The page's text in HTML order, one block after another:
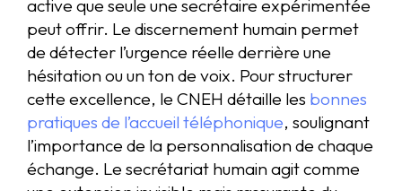
active que seule une secrétaire expérimentée
peut offrir. Le discernement humain permet
de détecter l’urgence réelle derrière une
hésitation ou un ton de voix. Pour structurer
cette excellence, le CNEH détaille les bonnes
pratiques de l’accueil téléphonique, soulignant
l’importance de la personnalisation de chaque
échange. Le secrétariat humain agit comme